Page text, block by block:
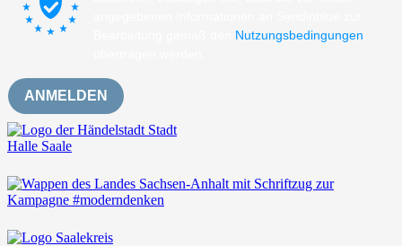
Nutzungsbedingungen
ANMELDEN